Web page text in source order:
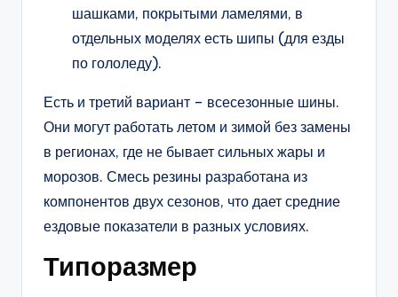
шашками, покрытыми ламелями, в
отдельных моделях есть шипы (для езды
по гололеду).
Есть и третий вариант – всесезонные шины.
Они могут работать летом и зимой без замены
в регионах, где не бывает сильных жары и
морозов. Смесь резины разработана из
компонентов двух сезонов, что дает средние
ездовые показатели в разных условиях.
Типоразмер